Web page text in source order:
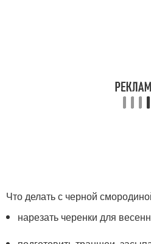
Что делать с черной
нарезать черенки для